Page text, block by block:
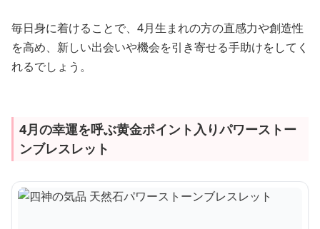
毎日身に着けることで、4月生まれの方の直感力や創造性
を高め、新しい出会いや機会を引き寄せる手助けをしてく
れるでしょう。
4月の幸運を呼ぶ黄金ポイント入りパワーストー
ンブレスレット